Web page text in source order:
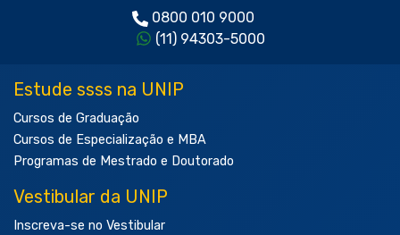
0800 010 9000
(11) 94303-5000
Estude ssss na UNIP
Cursos de Graduação
Cursos de Especialização e MBA
Programas de Mestrado e Doutorado
Vestibular da UNIP
Inscreva-se no Vestibular